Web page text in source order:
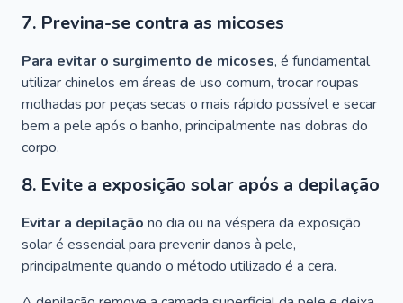
7. Previna-se contra as micoses
Para evitar o surgimento de micoses, é fundamental
utilizar chinelos em áreas de uso comum, trocar roupas
molhadas por peças secas o mais rápido possível e secar
bem a pele após o banho, principalmente nas dobras do
corpo.
8. Evite a exposição solar após a depilação
Evitar a depilação no dia ou na véspera da exposição
solar é essencial para prevenir danos à pele,
principalmente quando o método utilizado é a cera.